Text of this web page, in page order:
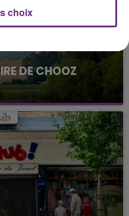
DE CHOOZ
que la centrale
l'arrêt. Une situation
qui est toujours
choix